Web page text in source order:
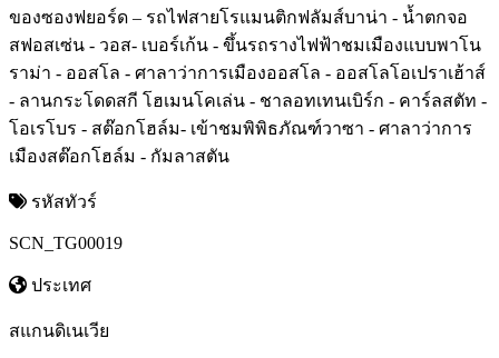
ของซองฟยอร์ด – รถไฟสายโรแมนติกฟลัมส์บาน่า - น้ำตกจอ
สฟอสเซ่น - วอส- เบอร์เก้น - ขึ้นรถรางไฟฟ้าชมเมืองแบบพาโน
ราม่า - ออสโล - ศาลาว่าการเมืองออสโล - ออสโลโอเปราเฮ้าส์
- ลานกระโดดสกี โฮเมนโคเล่น - ชาลอทเทนเบิร์ก - คาร์ลสตัท -
โอเรโบร - สต๊อกโฮล์ม- เข้าชมพิพิธภัณฑ์วาซา - ศาลาว่าการ
เมืองสต๊อกโฮล์ม - กัมลาสตัน
รหัสทัวร์
SCN_TG00019
ประเทศ
สแกนดิเนเวีย